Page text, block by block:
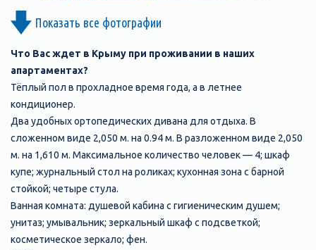
Показать все фотографии
Что Вас ждет в Крыму при проживании в наших
апартаментах?
Тёплый пол в прохладное время года, а в летнее
кондиционер.
Два удобных ортопедических дивана для отдыха. В
сложенном виде 2,050 м. на 0.94 м. В разложенном виде 2,050
м. на 1,610 м. Максимальное количество человек — 4; шкаф
купе; журнальный стол на роликах; кухонная зона с барной
стойкой; четыре стула.
Ванная комната: душевой кабина с гигиеническим душем;
унитаз; умывальник; зеркальный шкаф с подсветкой;
косметическое зеркало; фен.